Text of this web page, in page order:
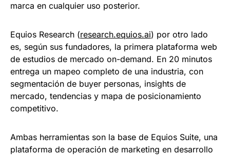
marca en cualquier uso posterior.
Equios Research (research.equios.ai) por otro lado
es, según sus fundadores, la primera plataforma web
de estudios de mercado on-demand. En 20 minutos
entrega un mapeo completo de una industria, con
segmentación de buyer personas, insights de
mercado, tendencias y mapa de posicionamiento
competitivo.
Ambas herramientas son la base de Equios Suite, una
plataforma de operación de marketing en desarrollo